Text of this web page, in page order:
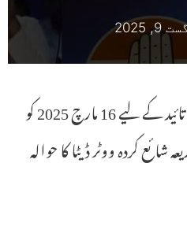
9, 2025
ایل او پی نے اپنے دعوؤں کی تائید کے لیے 16 مارچ 2025 کو
کردہ ووٹر ڈیٹا کا حوالہ